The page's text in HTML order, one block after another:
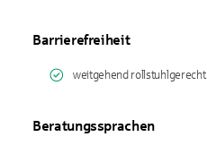
Barrierefreiheit
weitgehend rollstuhlgerecht
Beratungssprachen